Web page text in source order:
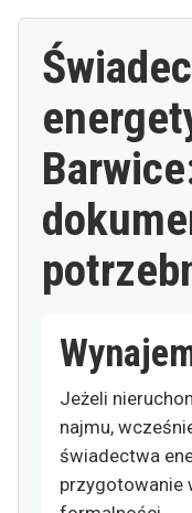
Jeżeli
najmu,
świadectwa
przygotowanie